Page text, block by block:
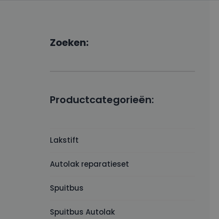
Zoeken:
Productcategorieën:
Lakstift
Autolak reparatieset
Spuitbus
Spuitbus Autolak